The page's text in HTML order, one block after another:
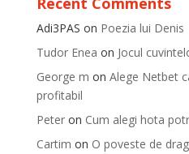
Adi3PAS on Poezia lui Denis
Tudor Enea on Jocul
George m on Alege Netbet
profitabil
Peteron Cum alegi hota
Cartim on O poveste de